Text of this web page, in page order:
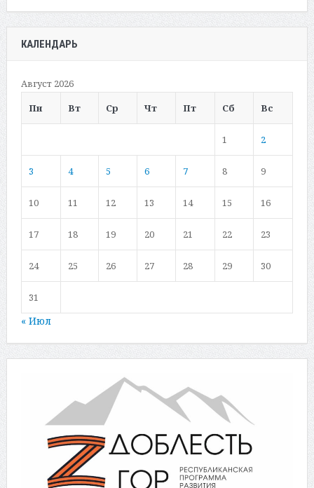
КАЛЕНДАРЬ
Август 2026
Пн
Вт Ср Чт Пт Сб Вс
1 2
3 4 5 6 7 8 9
10 11 12 13 14 15 16
17 18 19 20 21 22 23
24 25 26 27 28 29 30
31
« Июл